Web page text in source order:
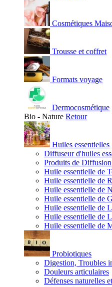
Cosmétiques
Trousse et coffret
Formats voyage
Dermocosmétique
Bio - Nature Retour
Huiles essentielles
Diffuseur d'huiles
Produits de Diffusion
Huile essentielle de
Huile essentielle de
Huile essentielle de
Huile essentielle de
Huile essentielle de
Huile essentielle de
Huile essentielle de
Probiotiques
Digestion, Troubles
Douleurs articulaires
Défenses naturelles